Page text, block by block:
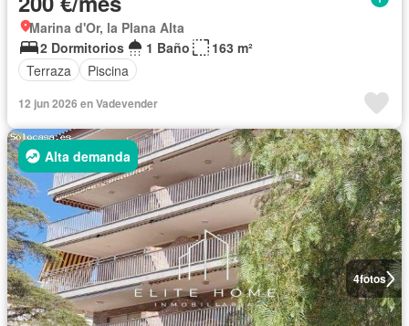
Marina d'Or, la Plana Alta
2 Dormitorios
1 Baño
163 m²
Terraza
Piscina
12 jun 2026 en Vadevender
4fotos
Alta demanda